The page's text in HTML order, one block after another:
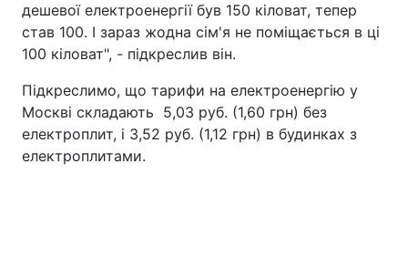
дешевої електроенергії був 150 кіловат, тепер
став 100. І зараз жодна сім'я не поміщається в ці
100 кіловат", - підкреслив він.
Підкреслимо, що тарифи на електроенергію у
Москві складають 5,03 руб. (1,60 грн) без
електроплит, і 3,52 руб. (1,12 грн) в будинках з
електроплитами.